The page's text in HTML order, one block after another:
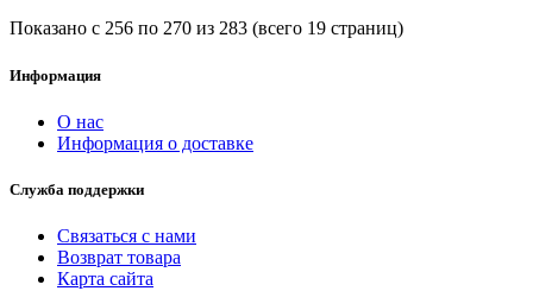
Показано с 256 по 270 из 283 (всего 19 страниц)
Информация
О нас
Информация о доставке
Служба поддержки
Связаться с нами
Возврат товара
Карта сайта